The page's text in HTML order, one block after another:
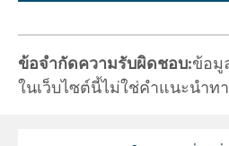
ข้อจำกัดความรับผิดชอบ:ข้อมู
ในเว็บไซต์นี้ไม่ใช่คำแนะนำท